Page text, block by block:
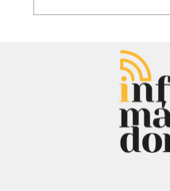
Chayanne se
dejó mensaje: